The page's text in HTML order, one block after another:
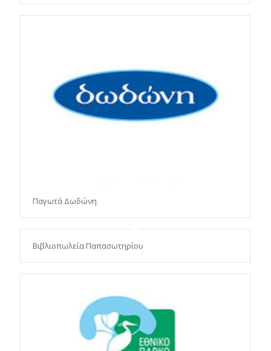
Παγωτά Δωδώνη
Βιβλιοπωλεία Παπασωτηρίου